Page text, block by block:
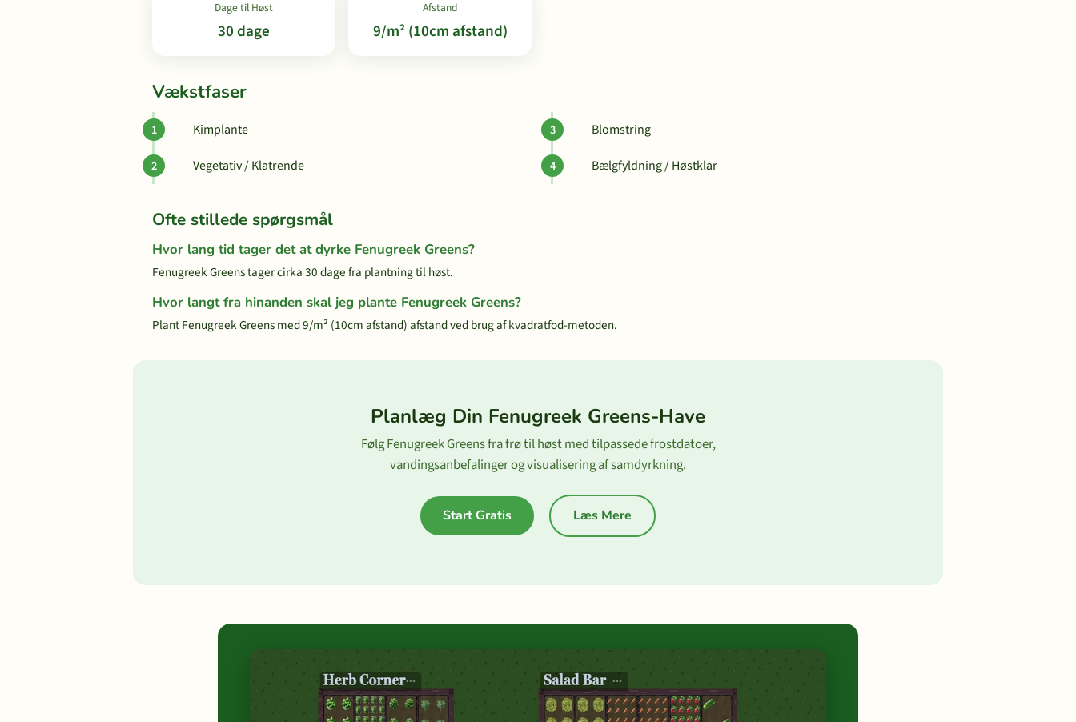
Dage til Høst
30 dage
Afstand
9/m² (10cm afstand)
Vækstfaser
Kimplante
Vegetativ / Klatrende
Blomstring
Bælgfyldning / Høstklar
Ofte stillede spørgsmål
Hvor lang tid tager det at dyrke Fenugreek Greens?
Fenugreek Greens tager cirka 30 dage fra plantning til høst.
Hvor langt fra hinanden skal jeg plante Fenugreek Greens?
Plant Fenugreek Greens med 9/m² (10cm afstand) afstand ved brug af kvadratfod-metoden.
Planlæg Din Fenugreek Greens-Have
Følg Fenugreek Greens fra frø til høst med tilpassede frostdatoer,
vandingsanbefalinger og visualisering af samdyrkning.
Start Gratis Læs Mere